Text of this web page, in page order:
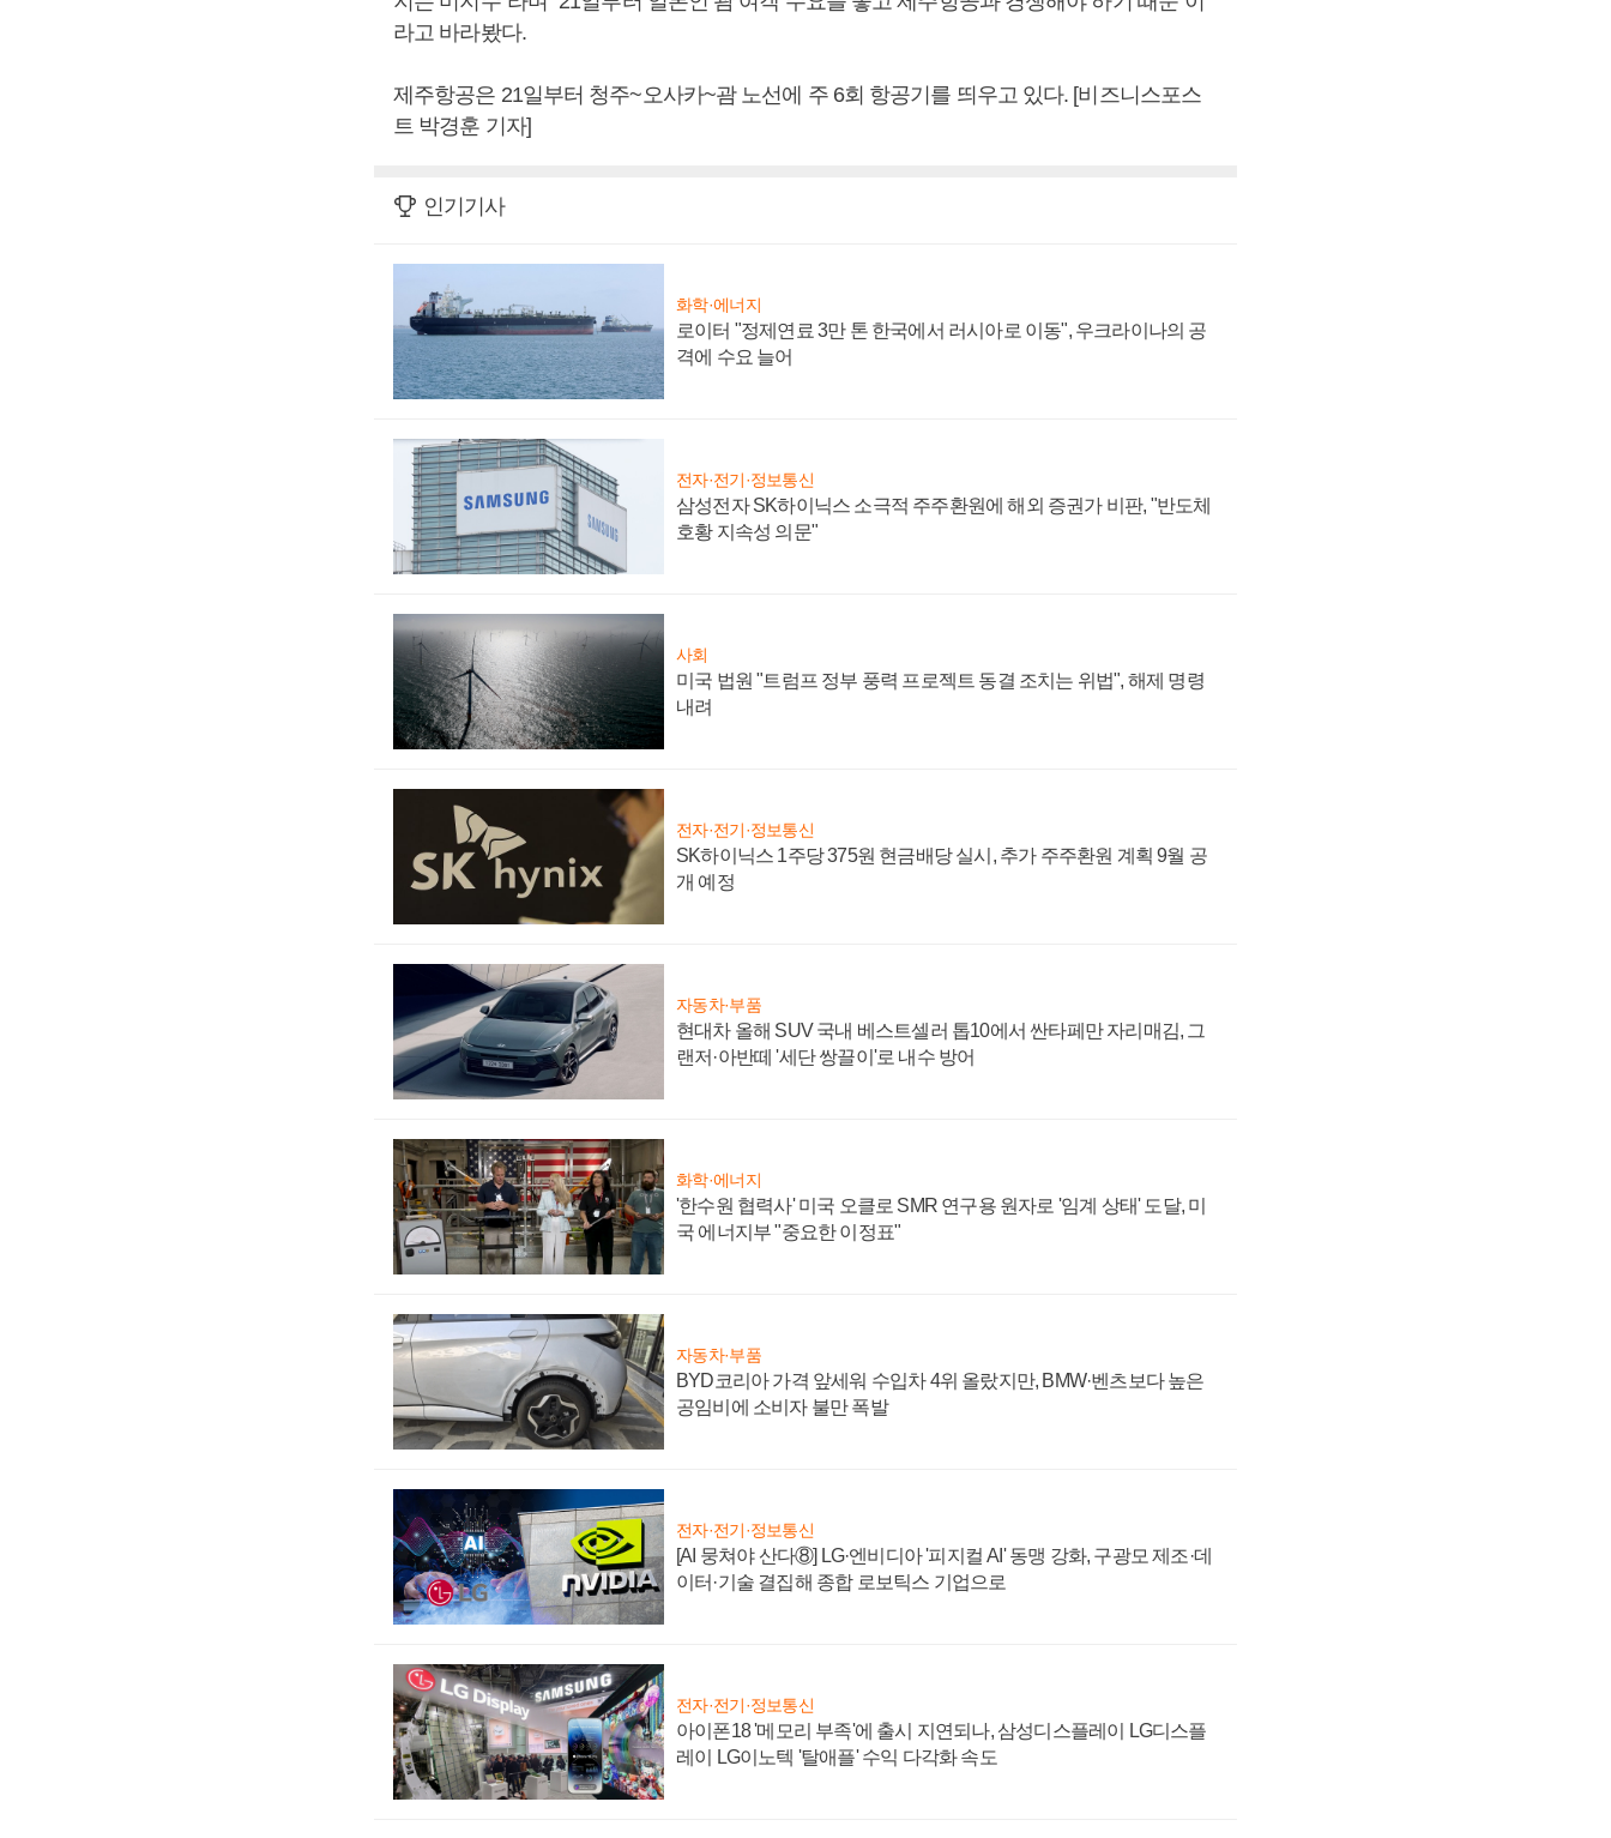
라고 바라봤다.
제주항공은 21일부터 청주~오사카~괌 노선에 주 6회 항공기를 띄우고 있다. [비즈니스포스
트 박경훈 기자]
인기기사
화학·에너지
로이터 "정제연료 3만 톤 한국에서 러시아로 이동", 우크라이나의 공
격에 수요 늘어
전자·전기·정보통신
삼성전자 SK하이닉스 소극적 주주환원에 해외 증권가 비판, "반도체
호황 지속성 의문"
사회
미국 법원 "트럼프 정부 풍력 프로젝트 동결 조치는 위법", 해제 명령
내려
전자·전기·정보통신
SK하이닉스 1주당 375원 현금배당 실시, 추가 주주환원 계획 9월 공
개 예정
자동차·부품
현대차 올해 SUV 국내 베스트셀러 톱10에서 싼타페만 자리매김, 그
랜저·아반떼 '세단 쌍끌이'로 내수 방어
화학·에너지
'한수원 협력사' 미국 오클로 SMR 연구용 원자로 '임계 상태' 도달, 미
국 에너지부 "중요한 이정표"
자동차·부품
BYD코리아 가격 앞세워 수입차 4위 올랐지만, BMW·벤츠보다 높은
공임비에 소비자 불만 폭발
전자·전기·정보통신
[AI 뭉쳐야 산다⑧] LG·엔비디아 '피지컬 AI' 동맹 강화, 구광모 제조·데
이터·기술 결집해 종합 로보틱스 기업으로
전자·전기·정보통신
아이폰18 '메모리 부족'에 출시 지연되나, 삼성디스플레이 LG디스플
레이 LG이노텍 '탈애플' 수익 다각화 속도